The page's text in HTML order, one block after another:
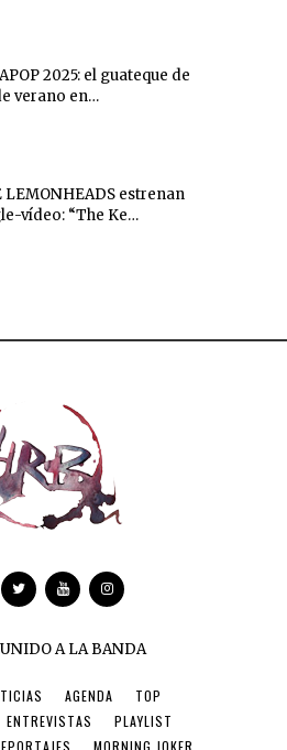
2025: el guateque de
verano en…
LEMONHEADS estrenan
vídeo: “The Ke…
A LA BANDA
AGENDA
TOP
ENTREVISTAS
PLAYLIST
MORNING JOKER